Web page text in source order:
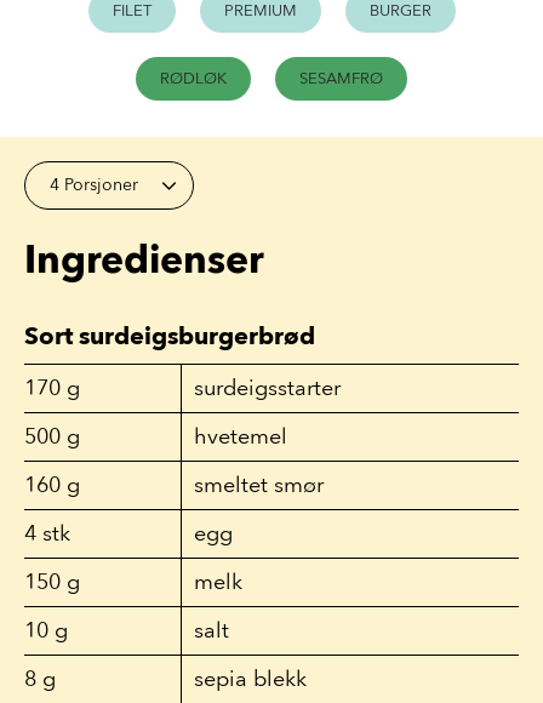
FILET PREMIUM BURGER
RØDLØK SESAMFRØ
4 Porsjoner
Ingredienser
Sort surdeigsburgerbrød
170 g
surdeigsstarter
500 g
hvetemel
160 g
smeltet smør
4 stk
egg
150 g
melk
10 g
salt
8 g
sepia blekk